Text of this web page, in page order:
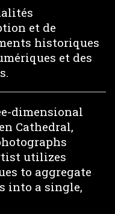
et de
historiques
et des
dimensional
Cathedral,
utilizes
to aggregate
into a single,